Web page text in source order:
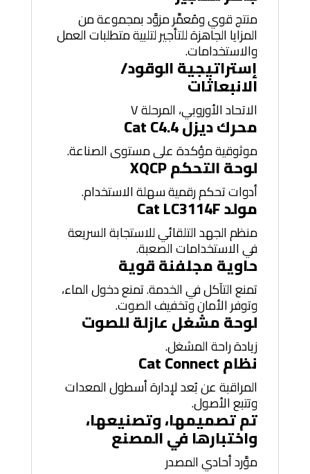
منتج قوي ومُعمِّر مزوَّد بمجموعة من
المزايا الجاهزة للتأجير لتلبية متطلبات العمل
والاستخدامات.
إستراتيجية الوقود/
الانبعاثات
الاتحاد الأوروبي، المرحلة V
محرك ديزل Cat C4.4
موثوقية مؤكدة على مستوى الصناعة.
لوحة التحكم XQCP
أدوات تحكم رقمية سهلة الاستخدام.
مولد Cat LC3114F
منظم الجهد التلقائي للاستجابة السريعة
في الاستخدامات الصعبة.
حاوية مجلفنة قوية
تمنع التآكل في الخدمة. تمنع دخول الماء،
وتوفر الأمان وتخفيف الصوت.
لوحة مشغل عازلة للصوت
زيادة راحة المشغل.
نظام Cat Connect
المراقبة عن بُعد لإدارة أسطول المعدات
وتتبع الأصول.
تم تصميمها، وتصنيعها،
واختبارها في المصنع
موَّرد أحادي المصدر